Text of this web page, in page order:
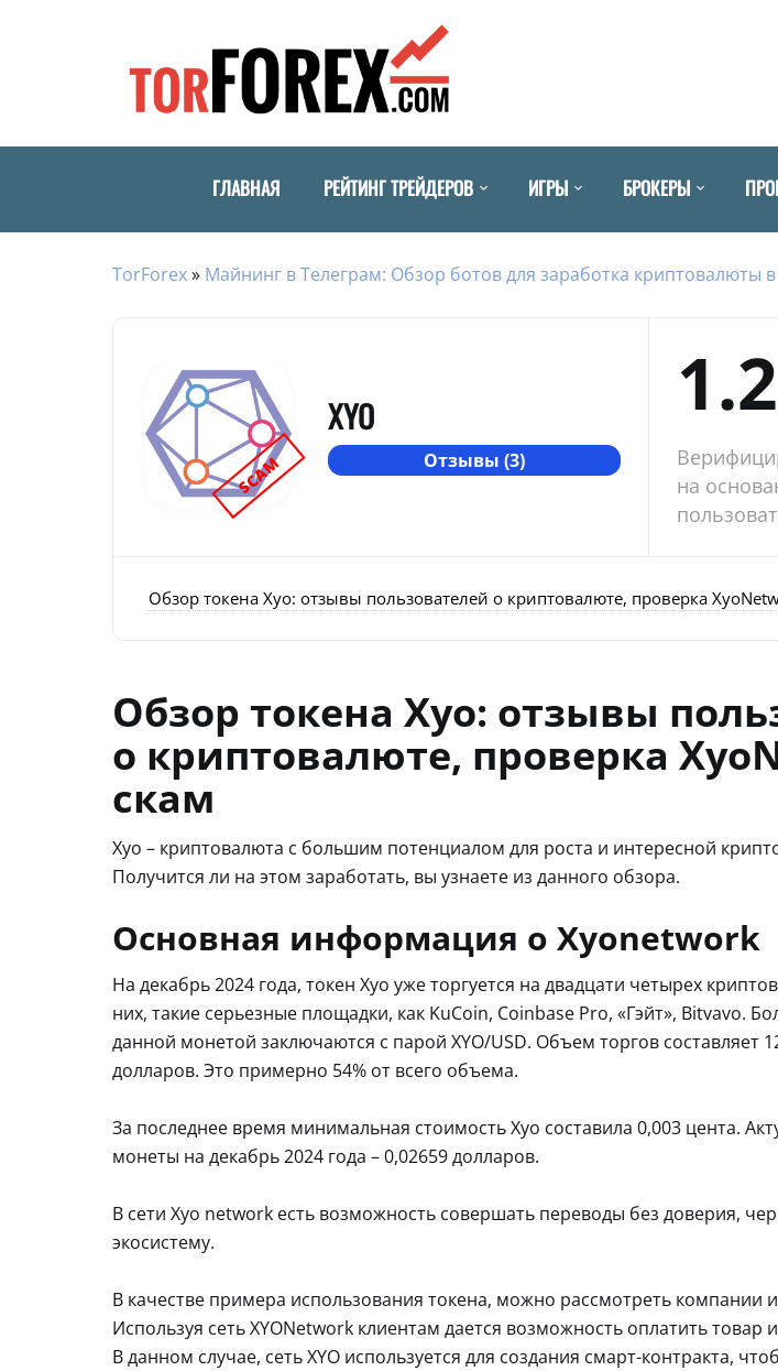
ГЛАВНАЯ РЕЙТИНГ ТРЕЙДЕРОВ ИГРЫ БРОКЕРЫ
TorForex» Майнинг в Телеграм: Обзор ботов для заработка криптовалюты в
SCAM
XYO
Отзывы (3)
1.2
на
Обзор токена Xyo: отзывы пользователей о криптовалюте, проверка
Обзор токена Xyo: отзывы
о криптовалюте, проверка
скам
Xyo – криптовалюта с большим потенциалом для роста и интересной
Получится ли на этом заработать, вы узнаете из данного обзора.
Основная информация о Xyonetwork
На декабрь 2024 года, токен Xyo уже торгуется на двадцати четырех
них, такие серьезные площадки, как KuCoin, Coinbase Pro, «Гэйт», Bitvavo.
данной монетой заключаются с парой XYO/USD. Объем торгов составляет
долларов. Это примерно 54% от всего объема.
За последнее время минимальная стоимость Xyo составила 0,003 цента.
монеты на декабрь 2024 года – 0,02659 долларов.
В сети Xyo network есть возможность совершать переводы без доверия,
экосистему.
В качестве примера использования токена, можно рассмотреть компании
Используя сеть XYONetwork клиентам дается возможность оплатить товар
В данном случае, сеть XYO используется для создания смарт-контракта,